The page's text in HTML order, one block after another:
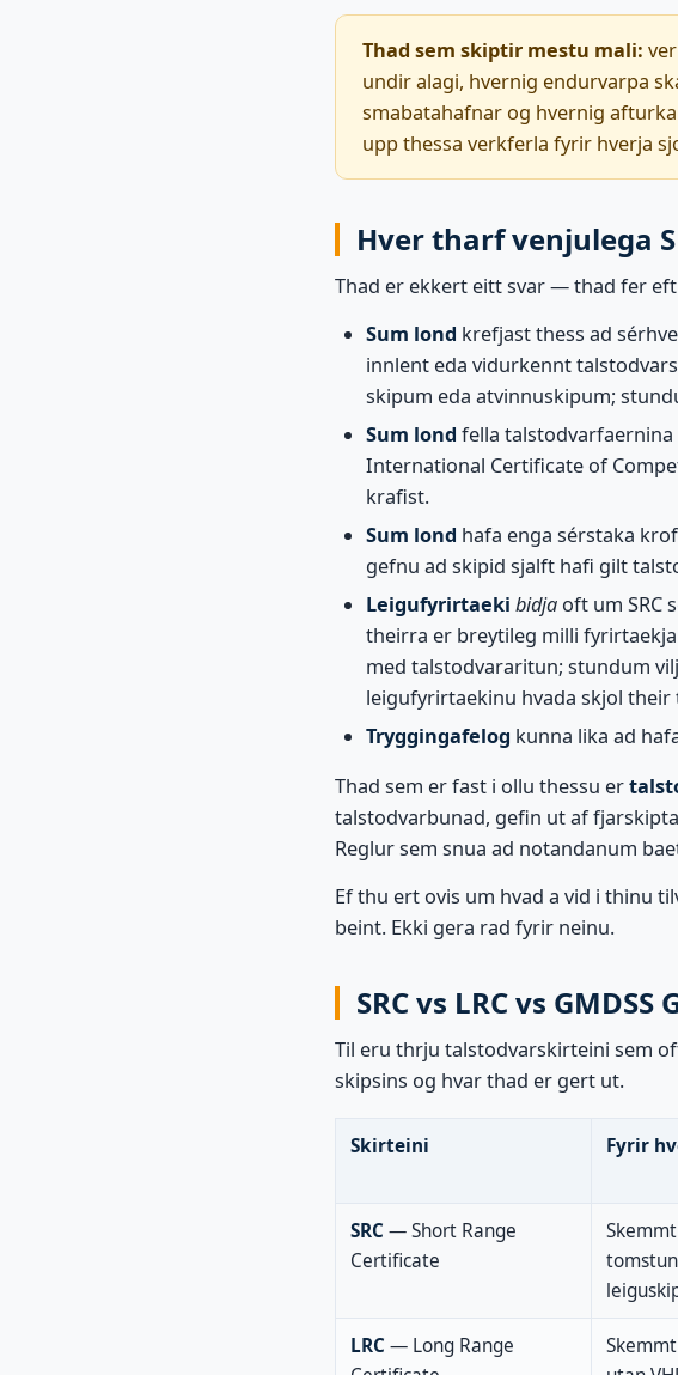
Thad sem skiptir mestu mali:
undir alagi, hvernig endurvarpa
smabatahafnar og hvernig
upp thessa verkferla fyrir hverja
Hver tharf venjulega
Thad er ekkert eitt svar — thad fer
Sum lond krefjast thess ad
innlent eda vidurkennt
skipum eda atvinnuskipum;
Sum lond fella
International Certificate of
krafist.
Sum lond hafa enga sérstaka
gefnu ad skipid sjalft hafi gilt
Leigufyrirtaeki bidja oft um SRC
theirra er breytileg milli
med talstodvararitun; stundum
leigufyrirtaekinu hvada skjol their
Tryggingafelog kunna lika ad
Thad sem er fast i ollu thessu er
talstodvarbunad, gefin ut af
Reglur sem snua ad notandanum
Ef thu ert ovis um hvad a vid i thinu
beint. Ekki gera rad fyrir neinu.
SRC vs LRC vs
Til eru thrju talstodvarskirteini sem
skipsins og hvar thad er gert ut.
Skirteini Fyrir
SRC — Short Range
Certificate
LRC — Long Range